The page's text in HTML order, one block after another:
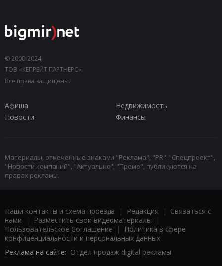
© 2000-2024,
ТОВ «КЕПРЕЙТ ПАРТНЕРС».
Все права защищены.
Афиша
Недвижимость
Новости
Финансы
Материалы, отмеченные знаками "Реклама", "PR", "Спецпроект",
"Новости компаний", "Актуально", "Промо", публикуются на
правах рекламы.
Наши контакты и схема проезда | Редакция | Связаться с
нами | Разместить свои видеоматериалы |
Пользовательское Соглашение |
Политика в сфере
конфиденциальности и персональных данных
Реклама на сайте: Отдел продаж digital рекламы